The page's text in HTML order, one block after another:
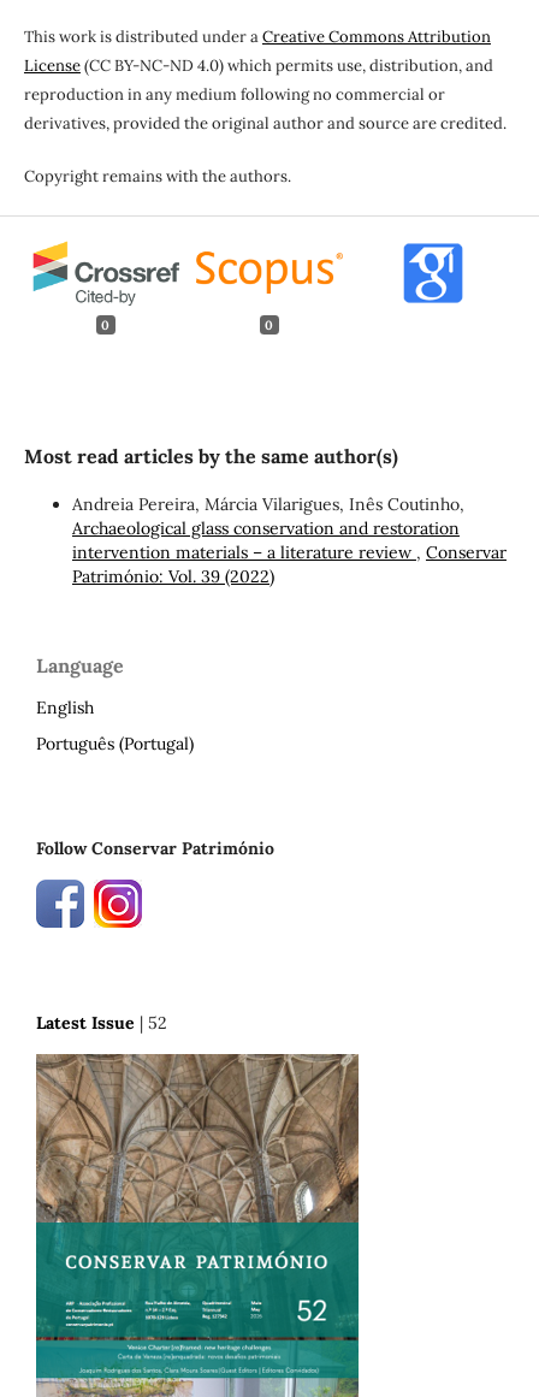
This work is distributed under aCreative Commons Attribution
License(CC BY-NC-ND 4.0) which permits use, distribution, and
reproduction in any medium following no commercial or
derivatives, provided the original author and source are credited.
Copyright remains with the authors.
0 0
Most read articles by the same author(s)
Andreia Pereira, Márcia Vilarigues, Inês Coutinho,
Archaeological glass conservation and restoration
intervention materials – a literature review , Conservar
Património: Vol. 39 (2022)
Language
English
Português (Portugal)
Follow Conservar Património
Latest Issue | 52